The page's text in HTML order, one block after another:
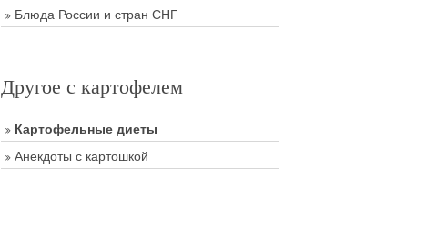
Блюда России и стран СНГ
Другое с картофелем
Картофельные диеты
Анекдоты с картошкой